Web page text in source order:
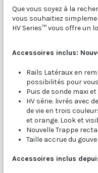
Que vous soyez à la
vous souhaitiez
HV Series™ vous offre un
Accessoires inclus:
Rails Latéraux en
possibilités pour
Puis de sonde maxi
HV série: livrés avec
de vie en trois
et orange. Look et
Nouvelle Trappe
Taille accrue du
Accessoires inclus